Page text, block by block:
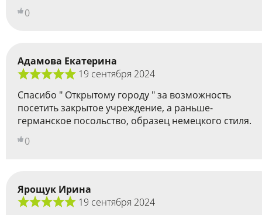
0
Адамова Екатерина
19 сентября 2024
Спасибо " Открытому городу " за возможность
посетить закрытое учреждение, а раньше-
германское посольство, образец немецкого стиля.
0
Ярощук Ирина
19 сентября 2024